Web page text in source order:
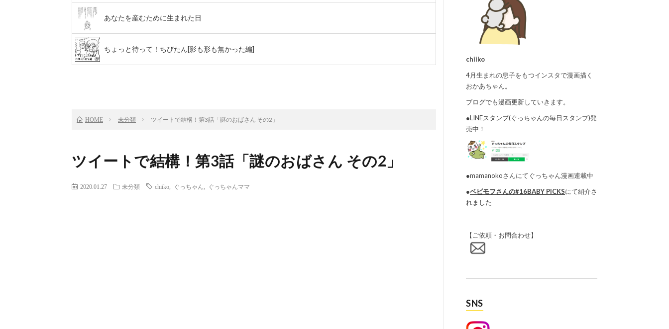
あなたを産むために生まれた日
ちょっと待って！ちびたん[影も形も無かった編]
HOME 未分類 ツイートで結構！第3話「謎のおばさん その2」
ツイートで結構！第3話「謎のおばさん その2」
2020.01.27 未分類 chiiko ぐっちゃん ぐっちゃんママ
chiiko
4月生まれの息子をもつインスタで漫画描く
おかあちゃん。
ブログでも漫画更新していきます。
●LINEスタンプ(ぐっちゃんの毎日スタンプ)発
売中！
●mamanokoさんにてぐっちゃん漫画連載中
●ベビモフさんの#16BABY PICKSにて紹介さ
れました
【ご依頼・お問合わせ】
SNS